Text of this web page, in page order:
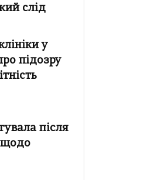
слід
у
підозру
після
щодо